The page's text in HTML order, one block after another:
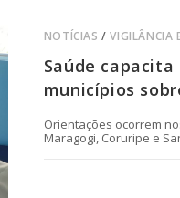
NOTÍCIAS /VIGILÂNCIA
Saúde
municípios
Orientações ocorrem
Maragogi, Coruripe e